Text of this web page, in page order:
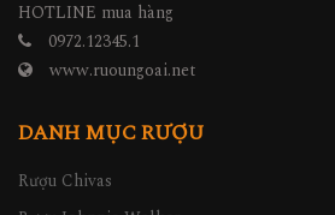
HOTLINE mua hàng
0972.12345.1
www.ruoungoai.net
DANH MỤC RƯỢU
Rượu Chivas